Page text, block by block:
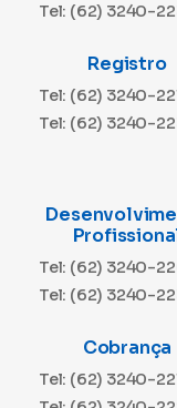
Tel: (62) 3240-
Registro
Tel: (62) 3240-
Tel: (62) 3240-
Tel: (62) 3240-
Tel: (62) 3240-
Cobrança
Tel: (62) 3240-